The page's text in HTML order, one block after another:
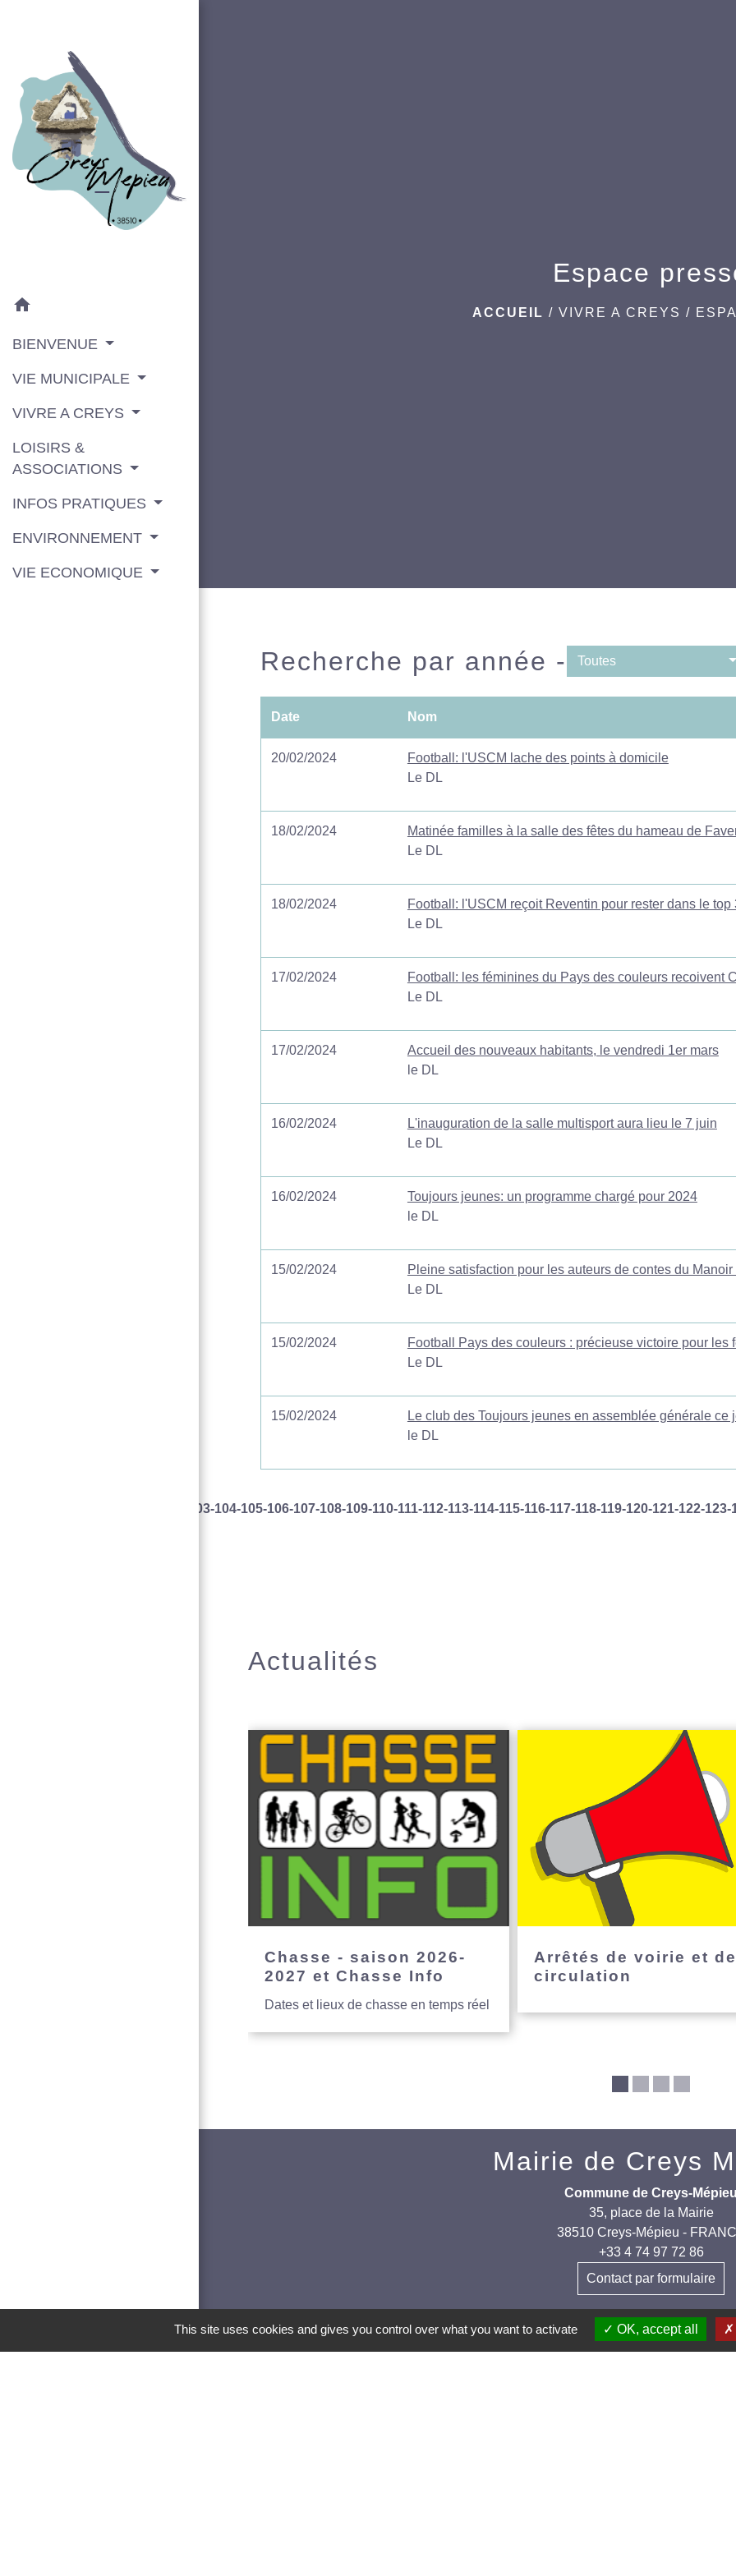
home
BIENVENUE
VIE MUNICIPALE
VIVRE A CREYS
LOISIRS &
ASSOCIATIONS
INFOS PRATIQUES
ENVIRONNEMENT
VIE ECONOMIQUE
Espace
ACCUEIL /VIVRE A CREYS /
Recherche par année - Toutes
Date Nom
20/02/2024
Football: l'USCM lache des points à domicile
Le DL
18/02/2024
Matinée familles à la salle des fêtes du hameau de
Le DL
18/02/2024
Football: l'USCM reçoit Reventin pour rester dans le top
Le DL
17/02/2024
Football: les féminines du Pays des couleurs recoivent
Le DL
17/02/2024
Accueil des nouveaux habitants, le vendredi 1er mars
le DL
16/02/2024
L'inauguration de la salle multisport aura lieu le 7 juin
Le DL
16/02/2024
Toujours jeunes: un programme chargé pour 2024
le DL
15/02/2024
Pleine satisfaction pour les auteurs de contes du
Le DL
15/02/2024
Football Pays des couleurs : précieuse victoire pour les
Le DL
15/02/2024
Le club des Toujours jeunes en assemblée générale ce
le DL
-103-104-105-106-107-108-109-110-111-112-113-114-115-116-117-118-119-120-121-122-123-
Actualités
Chasse - saison 2026-
2027 et Chasse Info
Dates et lieux de chasse en temps réel
Arrêtés de voirie et de
circulation
Mairie de Creys
Commune de Creys-Mépieu
35, place de la Mairie
38510 Creys-Mépieu -
+33 4 74 97 72 86
Contact par formulaire
This site uses cookies and gives you control over what you want to activate OK, accept all